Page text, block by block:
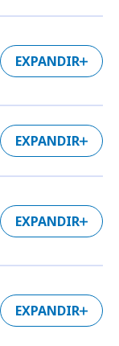
EXPANDIR
EXPANDIR
EXPANDIR
EXPANDIR